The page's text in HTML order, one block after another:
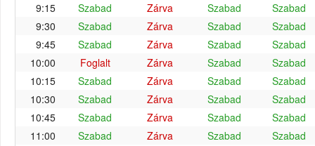
9:15
Szabad Zárva Szabad
Szabad
9:30
Szabad Zárva Szabad
Szabad
9:45
Szabad Zárva Szabad
Szabad
10:00
Foglalt Zárva Szabad
Szabad
10:15
Szabad Zárva Szabad
Szabad
10:30
Szabad Zárva Szabad
Szabad
10:45
Szabad Zárva Szabad
Szabad
11:00
Szabad Zárva Szabad
Szabad